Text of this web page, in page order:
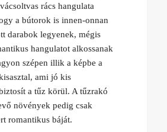
rács hangulata
a bútorok is innen-onnan
darabok legyenek, mégis
hangulatot alkossanak
szépen illik a képbe a
ami jó kis
a tűz körül. A tűzrakó
növények pedig csak
romantikus báját.